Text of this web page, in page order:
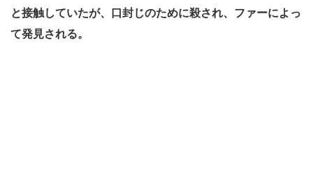
と接触していたが、口封じのために殺され、ファーによっ
て発見される。